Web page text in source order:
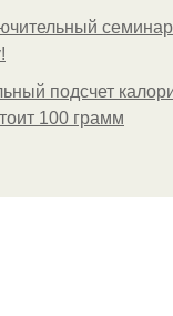
подсчет
100 грамм